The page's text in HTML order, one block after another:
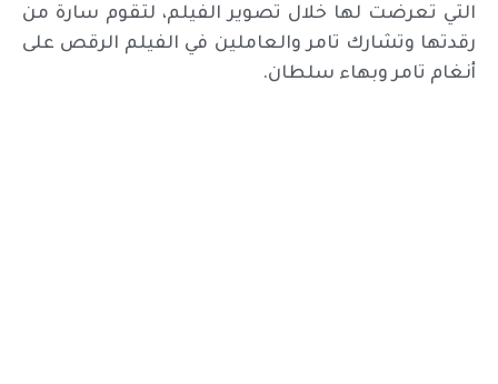
التي تعرضت لها خلال تصوير الفيلم، لتقوم سارة من
رقدتها وتشارك تامر والعاملين في الفيلم الرقص على
أنغام تامر وبهاء سلطان.